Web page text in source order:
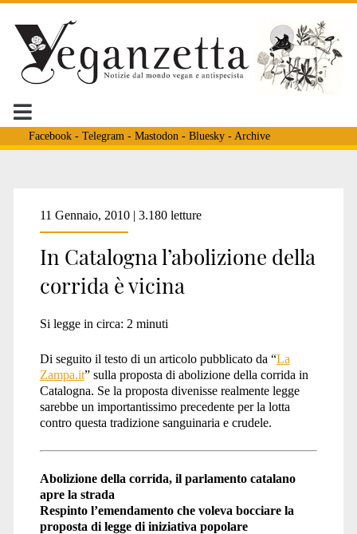
Facebook- Telegram - Mastodon - Bluesky- Archive
Tag:
<span>Cossìo</span>
11 Gennaio, 2010 | 3.180 letture
In Catalogna l’abolizione della
corrida è vicina
Si legge in circa: 2 minuti
Di seguito il testo di un articolo pubblicato da “La
Zampa.it” sulla proposta di abolizione della corrida in
Catalogna. Se la proposta divenisse realmente legge
sarebbe un importantissimo precedente per la lotta
contro questa tradizione sanguinaria e crudele.
Abolizione della corrida, il parlamento catalano
apre la strada
Respinto l’emendamento che voleva bocciare la
proposta di legge di iniziativa popolare